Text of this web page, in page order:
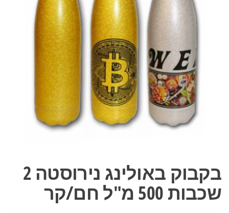
בקבוק באולינג נירוסטה 2
שכבות 500 מ"ל חם/קר